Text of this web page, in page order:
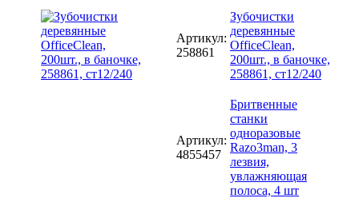
Артикул:
258861
Зубочистки
деревянные
OfficeClean,
200шт., в баночке,
258861, ст12/240
Артикул:
4855457
Бритвенные
станки
одноразовые
Razo3man, 3
лезвия,
увлажняющая
полоса, 4 шт